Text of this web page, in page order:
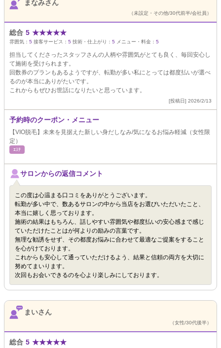
まなみさん
（未設定・その他/30代前半/会社員）
総合 5 ★★★★★
雰囲気： 5 接客サービス： 5 技術・仕上がり： 5 メニュー・料金： 5
担当してくださったスタッフさんの人柄や雰囲気がとても良く、毎回安心し
て施術を受けられます。
回数券のプランもあるようですが、転勤が多い私にとっては都度払いが選べ
るのが本当にありがたいです。
これからもぜひお世話になりたいと思っています。
[投稿日] 2026/2/13
予約時のクーポン・メニュー
【VIO脱毛】未来を見据えた新しい身だしなみ/気になるお悩み軽減（女性限
定）
ｴｽﾃ
サロンからの返信コメント
この度は心温まる口コミをありがとうございます。
転勤が多い中で、数あるサロンの中から当店をお選びいただいたこと、
本当に嬉しく思っております。
施術の結果はもちろん、話しやすい雰囲気や都度払いの安心感まで感じ
ていただけたことはが何よりの励みの言葉です。
無理な勧誘をせず、その都度お悩みに合わせて最適なご提案をすること
を心がけております。
これからも安心して通っていただけるよう、結果と信頼の両方を大切に
努めてまいります。
次回もお会いできるのを心より楽しみにしております。
まいさん
（女性/30代後半）
総合 5 ★★★★★